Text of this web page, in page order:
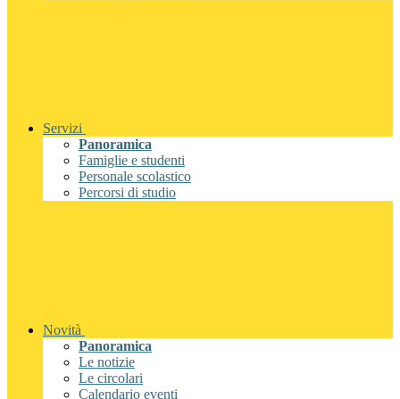
Servizi
Panoramica
Famiglie e studenti
Personale scolastico
Percorsi di studio
Novità
Panoramica
Le notizie
Le circolari
Calendario eventi